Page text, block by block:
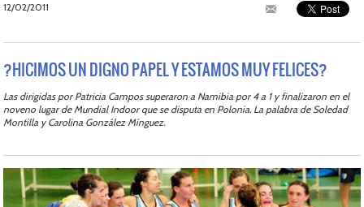
12/02/2011
?HICIMOS UN DIGNO PAPEL Y ESTAMOS MUY FELICES?
Las dirigidas por Patricia Campos superaron a Namibia por 4 a 1 y finalizaron en el
noveno lugar de Mundial Indoor que se disputa en Polonia. La palabra de Soledad
Montilla y Carolina González Mínguez.